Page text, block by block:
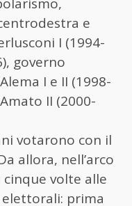
e
I (1994-
governo
I e II (1998-
II (2000-
votarono con il
allora, nell’arco
cinque volte alle
prima